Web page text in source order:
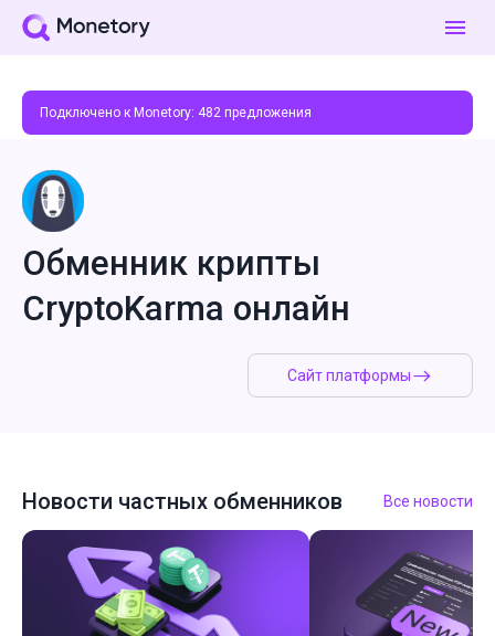
Подключено к Monetory: 482 предложения
Сайт платформы
Обменник крипты
CryptoKarma онлайн
Новости частных обменников Все новости